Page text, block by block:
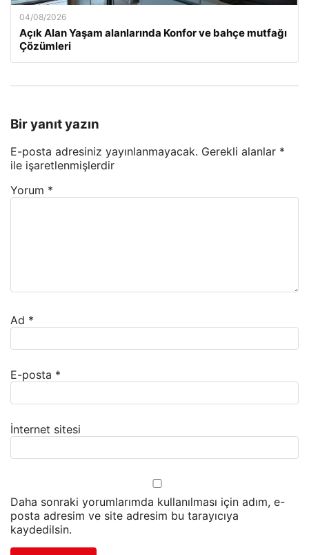
04/08/2026
Açık Alan Yaşam alanlarında Konfor ve bahçe mutfağı
Çözümleri
Bir yanıt yazın
E-posta adresiniz yayınlanmayacak. Gerekli alanlar *
ile işaretlenmişlerdir
Yorum *
Ad *
E-posta *
İnternet sitesi
Daha sonraki yorumlarımda kullanılması için adım, e-
posta adresim ve site adresim bu tarayıcıya
kaydedilsin.